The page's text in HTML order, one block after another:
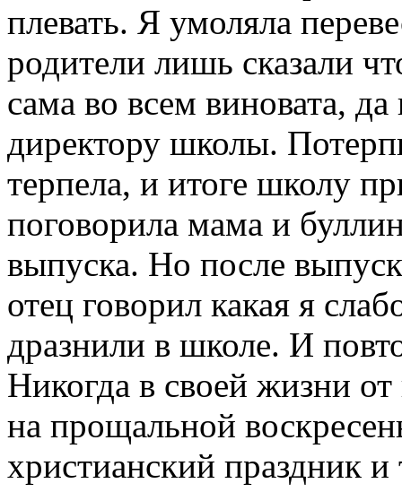
плевать. Я умоляла
родители лишь сказали
сама во всем виновата, да
директору школы.
терпела, и итоге школу
поговорила мама и
выпуска. Но после
отец говорил какая я
дразнили в школе. И
Никогда в своей жизни от
на прощальной
христианский праздник